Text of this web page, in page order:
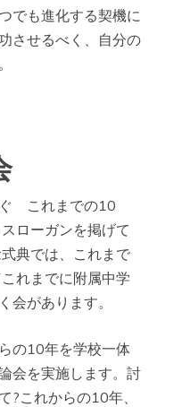
でも進化する契機に
させるべく、自分の
これまでの10
ローガンを掲げて
典では、これまで
れまでに附属中学
会があります。
の10年を学校一体
会を実施します。討
?これからの10年、